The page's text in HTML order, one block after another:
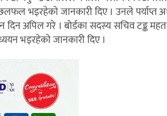
छलफल भइरहेको जानकारी दिए । उनले
दिन अपिल गरे । बोर्डका सदस्य सचिव टङ्क
भइरहेको जानकारी दिए ।